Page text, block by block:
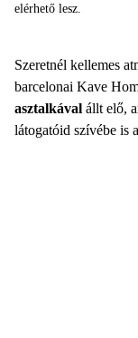
elérhető lesz.
Szeretnél kellemes
barcelonai Kave
asztalkával állt elő,
látogatóid szívébe is